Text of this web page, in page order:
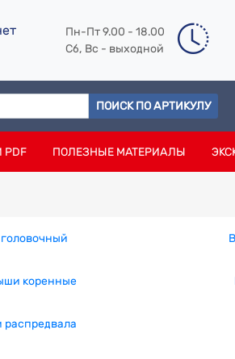
Пн-Пт 9.00 - 18.00
Сб, Вс - выходной
ПОИСК ПО АРТИКУЛУ
PDF ПОЛЕЗНЫЕ МАТЕРИАЛЫ
коренные
распредвала